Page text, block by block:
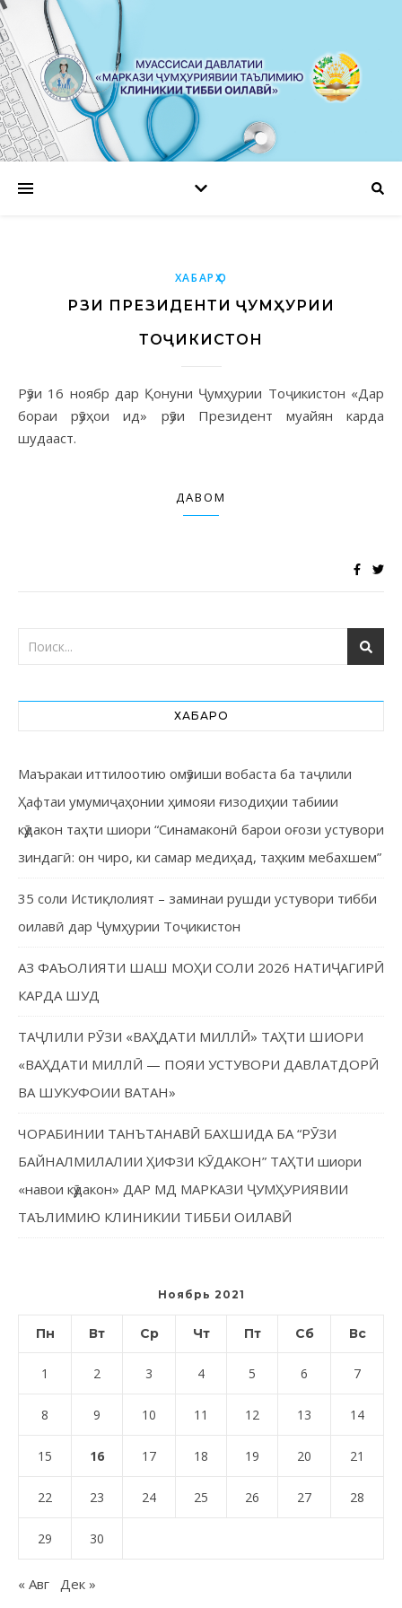
ХАБАРҲО
РӮЗИ ПРЕЗИДЕНТИ ҶУМҲУРИИ
ТОҶИКИСТОН
Рӯзи 16 ноябр дар Қонуни Ҷумҳурии Тоҷикистон «Дар
бораи рӯзҳои ид» рӯзи Президент муайян карда
шудааст.
ДАВОМ
ХАБАРҲО
Маъракаи иттилоотию омӯзиши вобаста ба таҷлили
Ҳафтаи умумиҷаҳонии ҳимояи ғизодиҳии табиии
кӯдакон таҳти шиори “Синамаконӣ барои оғози устувори
зиндагӣ: он чиро, ки самар медиҳад, таҳким мебахшем”
35 соли Истиқлолият – заминаи рушди устувори тибби
оилавӣ дар Ҷумҳурии Тоҷикистон
АЗ ФАЪОЛИЯТИ ШАШ МОҲИ СОЛИ 2026 НАТИҶАГИРӢ
КАРДА ШУД
ТАҶЛИЛИ РӮЗИ «ВАҲДАТИ МИЛЛӢ» ТАҲТИ ШИОРИ
«ВАҲДАТИ МИЛЛӢ — ПОЯИ УСТУВОРИ ДАВЛАТДОРӢ
ВА ШУКУФОИИ ВАТАН»
ЧОРАБИНИИ ТАНЪТАНАВӢ БАХШИДА БА “РӮЗИ
БАЙНАЛМИЛАЛИИ ҲИФЗИ КӮДАКОН” ТАҲТИ шиори
«навои кӯдакон» ДАР МД МАРКАЗИ ҶУМҲУРИЯВИИ
ТАЪЛИМИЮ КЛИНИКИИ ТИББИ ОИЛАВӢ
Ноябрь 2021
Пн Вт Ср Чт Пт Сб Вс
1 2 3 4 5 6 7
8 9 10 11 12 13 14
15 16 17 18 19 20 21
22 23 24 25 26 27 28
29 30
« Авг Дек »